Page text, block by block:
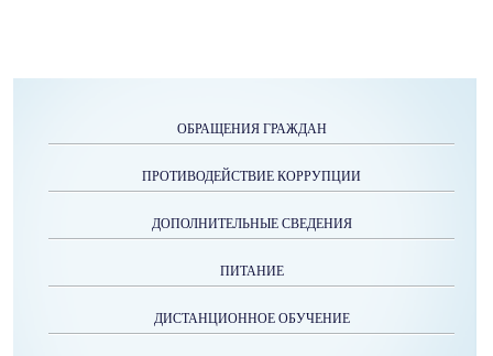
ОБРАЩЕНИЯ ГРАЖДАН
ПРОТИВОДЕЙСТВИЕ КОРРУПЦИИ
ДОПОЛНИТЕЛЬНЫЕ СВЕДЕНИЯ
ПИТАНИЕ
ДИСТАНЦИОННОЕ ОБУЧЕНИЕ